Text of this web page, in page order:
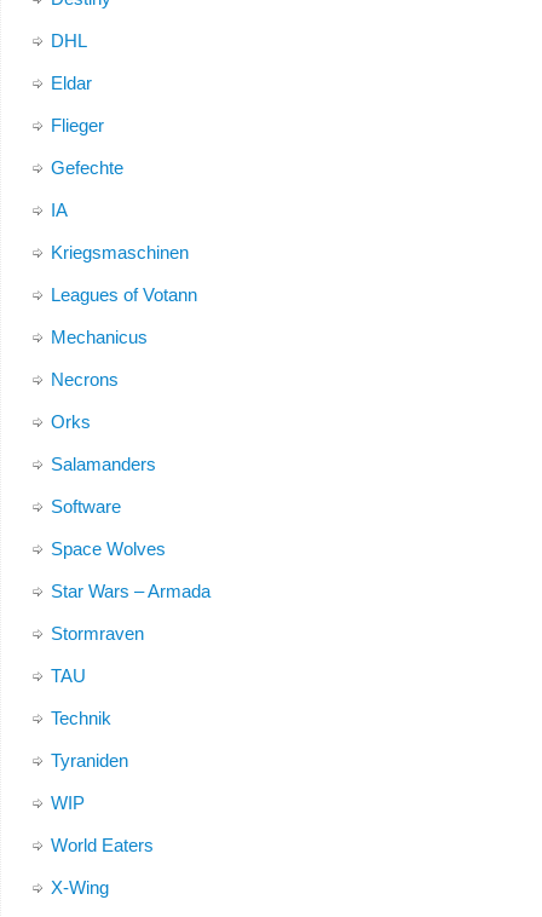
DHL
Eldar
Flieger
Gefechte
IA
Kriegsmaschinen
Leagues of Votann
Mechanicus
Necrons
Orks
Salamanders
Software
Space Wolves
Star Wars – Armada
Stormraven
TAU
Technik
Tyraniden
WIP
World Eaters
X-Wing